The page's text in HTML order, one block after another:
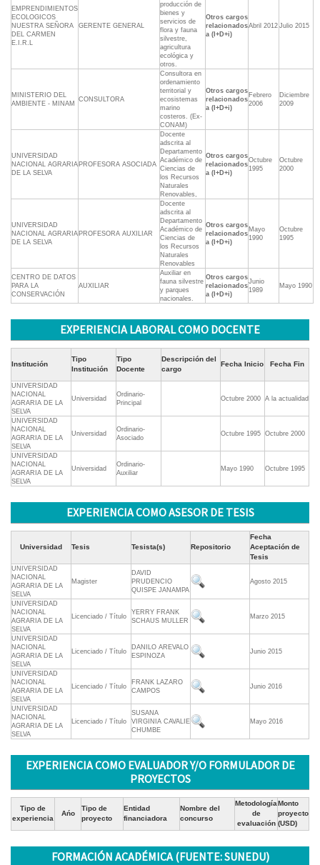
EMPRENDIMIENTOS
ECOLOGICOS
NUESTRA SEÑORA
DEL CARMEN
E.I.R.L
GERENTE GENERAL
producción de
bienes y
servicios de
flora y fauna
silvestre,
agricultura
ecológica y
otros.
Otros cargos
relacionados
a (I+D+i)
Abril 2012 Julio 2015
MINISTERIO DEL
AMBIENTE - MINAM
CONSULTORA
Consultora en
ordenamiento
territorial y
ecosistemas
marino
costeros. (Ex-
CONAM)
Otros cargos
relacionados
a (I+D+i)
Febrero
2006
Diciembre
2009
UNIVERSIDAD
NACIONAL AGRARIA
DE LA SELVA
PROFESORA ASOCIADA
Docente
adscrita al
Departamento
Académico de
Ciencias de
los Recursos
Naturales
Renovables,
Otros cargos
relacionados
a (I+D+i)
Octubre
1995
Octubre
2000
UNIVERSIDAD
NACIONAL AGRARIA
DE LA SELVA
PROFESORA AUXILIAR
Docente
adscrita al
Departamento
Académico de
Ciencias de
los Recursos
Naturales
Renovables
Otros cargos
relacionados
a (I+D+i)
Mayo
1990
Octubre
1995
CENTRO DE DATOS
PARA LA
CONSERVACIÓN
AUXILIAR
Auxiliar en
fauna silvestre
y parques
nacionales.
Otros cargos
relacionados
a (I+D+i)
Junio
1989
Mayo 1990
EXPERIENCIA LABORAL COMO DOCENTE
Institución
Tipo
Institución
Tipo
Docente
Descripción del
cargo
Fecha Inicio Fecha Fin
UNIVERSIDAD
NACIONAL
AGRARIA DE LA
SELVA
Universidad
Ordinario-
Principal
Octubre 2000 A la actualidad
UNIVERSIDAD
NACIONAL
AGRARIA DE LA
SELVA
Universidad
Ordinario-
Asociado
Octubre 1995 Octubre 2000
UNIVERSIDAD
NACIONAL
AGRARIA DE LA
SELVA
Universidad
Ordinario-
Auxiliar
Mayo 1990 Octubre 1995
EXPERIENCIA COMO ASESOR DE TESIS
Universidad Tesis Tesista(s) Repositorio
Fecha
Aceptación de
Tesis
UNIVERSIDAD
NACIONAL
AGRARIA DE LA
SELVA
Magister
DAVID
PRUDENCIO
QUISPE JANAMPA
Agosto 2015
UNIVERSIDAD
NACIONAL
AGRARIA DE LA
SELVA
Licenciado / Título
YERRY FRANK
SCHAUS MULLER
Marzo 2015
UNIVERSIDAD
NACIONAL
AGRARIA DE LA
SELVA
Licenciado / Título
DANILO AREVALO
ESPINOZA
Junio 2015
UNIVERSIDAD
NACIONAL
AGRARIA DE LA
SELVA
Licenciado / Título
FRANK LAZARO
CAMPOS
Junio 2016
UNIVERSIDAD
NACIONAL
AGRARIA DE LA
SELVA
Licenciado / Título
SUSANA
VIRGINIA CAVALIE
CHUMBE
Mayo 2016
EXPERIENCIA COMO EVALUADOR Y/O FORMULADOR DE
PROYECTOS
Tipo de
experiencia
Ańo
Tipo de
proyecto
Entidad
financiadora
Nombre del
concurso
Metodología
de
evaluación
Monto
proyecto
(USD)
FORMACIÓN ACADÉMICA (FUENTE: SUNEDU)